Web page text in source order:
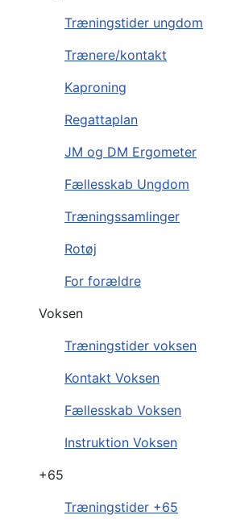
Træningstider ungdom
Trænere/kontakt
Kaproning
Regattaplan
JM og DM Ergometer
Fællesskab Ungdom
Træningssamlinger
Rotøj
For forældre
Voksen
Træningstider voksen
Kontakt Voksen
Fællesskab Voksen
Instruktion Voksen
+65
Træningstider +65